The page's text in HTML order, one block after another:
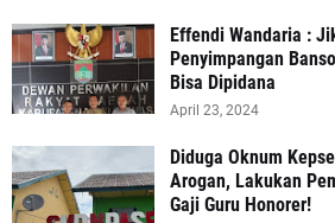
Effendi Wandaria :
Penyimpangan
Bisa Dipidana
April 23, 2024
Diduga Oknum
Arogan, Lakukan
Gaji Guru Honorer!